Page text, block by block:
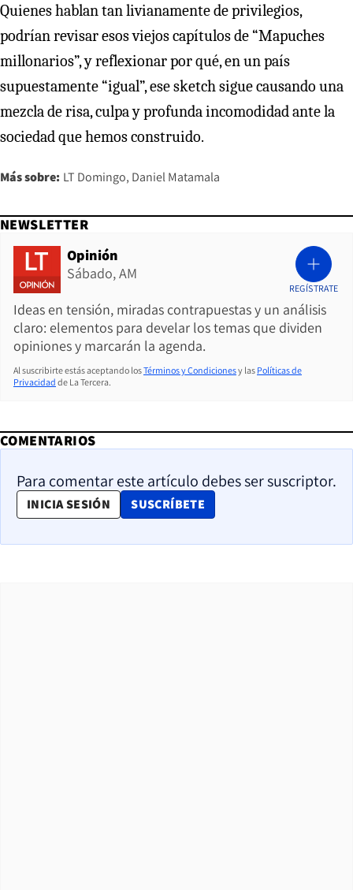
Quienes hablan tan livianamente de privilegios,
podrían revisar esos viejos capítulos de “Mapuches
millonarios”, y reflexionar por qué, en un país
supuestamente “igual”, ese sketch sigue causando una
mezcla de risa, culpa y profunda incomodidad ante la
sociedad que hemos construido.
Más sobre: LT Domingo Daniel Matamala
NEWSLETTER
Opinión
Sábado, AM
Ideas en tensión, miradas contrapuestas y un análisis
claro: elementos para develar los temas que dividen
opiniones y marcarán la agenda.
REGÍSTRATE
Al suscribirte estás aceptando losTérminos y Condicionesy las Políticas de
Privacidad de La Tercera.
COMENTARIOS
Para comentar este artículo debes ser suscriptor.
INICIA SESIÓN SUSCRÍBETE
OPENS IN NEW WINDOW